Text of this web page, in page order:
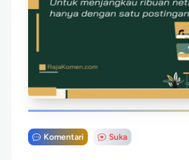
Komentari Suka